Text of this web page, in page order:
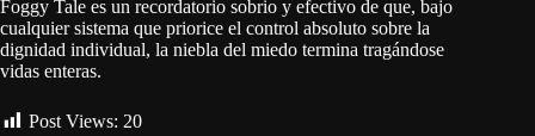
Foggy Tale es un recordatorio sobrio y efectivo de que, bajo
cualquier sistema que priorice el control absoluto sobre la
dignidad individual, la niebla del miedo termina tragándose
vidas enteras.
Post Views: 20